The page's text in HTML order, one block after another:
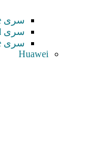
سری Explore
سری Extend
سری Extreme
Huawei